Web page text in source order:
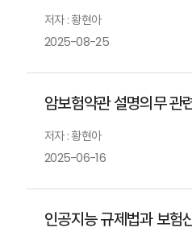
저자 : 황현아
2025-08-25
암보험약관 설명의무 관
저자 : 황현아
2025-06-16
인공지능 규제법과 보험